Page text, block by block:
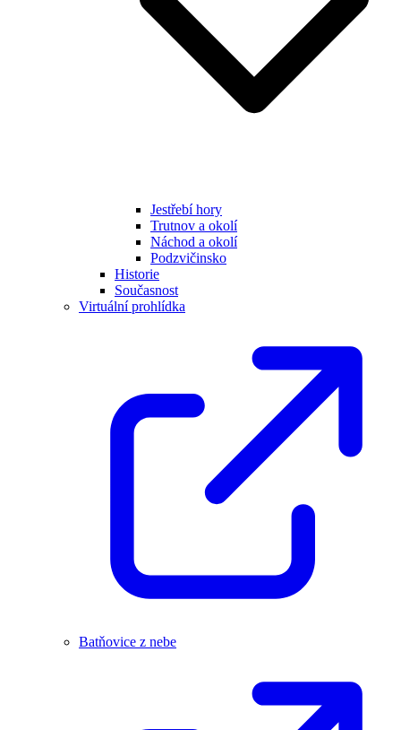
Jestřebí hory
Trutnov a okolí
Náchod a okolí
Podzvičinsko
Historie
Současnost
Virtuální prohlídka
Batňovice z nebe